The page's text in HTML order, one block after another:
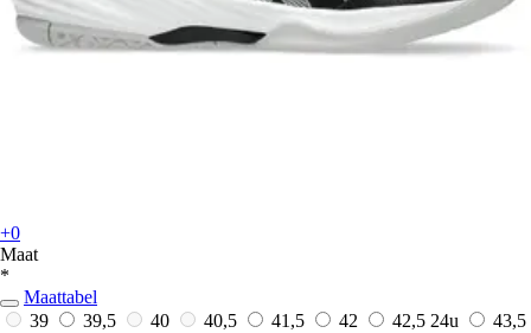
+0
Maat
*
Maattabel
39
39,5 40 40,5 41,5 42 42,5 24u
43,5